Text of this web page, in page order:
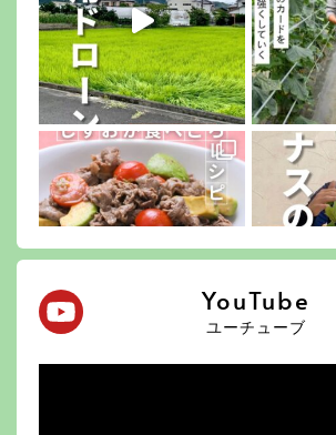
YouTube
ユーチューブ